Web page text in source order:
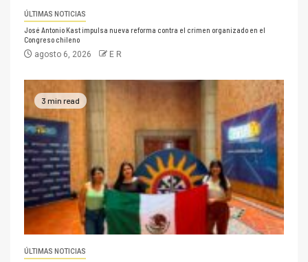
ÚLTIMAS NOTICIAS
José Antonio Kast impulsa nueva reforma contra el crimen organizado en el
Congreso chileno
agosto 6, 2026 E R
3 min read
ÚLTIMAS NOTICIAS